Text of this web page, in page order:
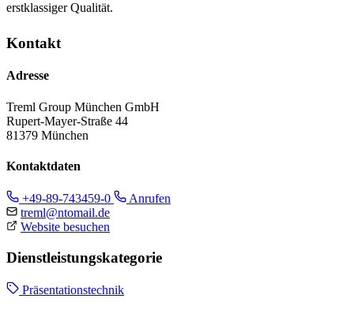
erstklassiger Qualität.
Kontakt
Adresse
Treml Group München GmbH
Rupert-Mayer-Straße 44
81379 München
Kontaktdaten
+49-89-743459-0
Anrufen
treml@ntomail.de
Website besuchen
Dienstleistungskategorie
Präsentationstechnik